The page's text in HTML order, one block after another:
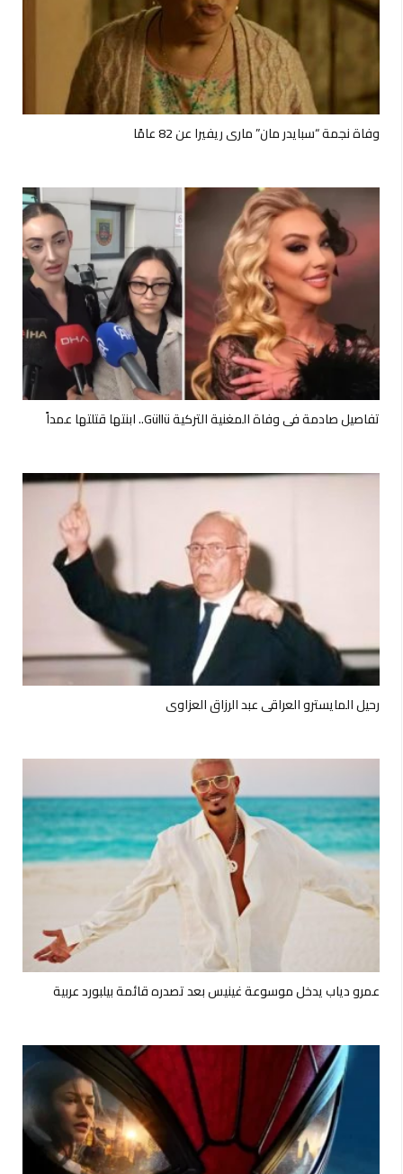
وفاة نجمة “سبايدر مان” ماري ريفيرا عن 82 عامًا
تفاصيل صادمة في وفاة المغنية التركية Güllü.. ابنتها قتلتها عمداً
رحيل المايسترو العراقي عبد الرزاق العزاوي
عمرو دياب يدخل موسوعة غينيس بعد تصدره قائمة بيلبورد عربية